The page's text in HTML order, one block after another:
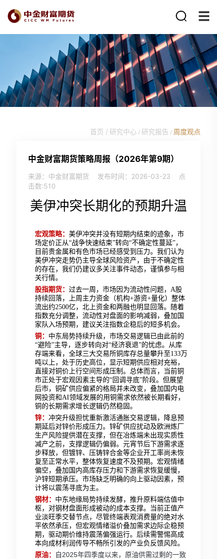
首页 / 研究中心 / 研究报告 / 周度观点
中金财富期货策略周报（2026年第9期）
来源：中金财富期货 发布时间：2026-03-23
点
击数:510
美伊冲突长期化的预期升温
宏观策略：美伊冲突并没有短期内结束的迹象，市
场定价正从“战争快速结束”转向“不确定性蔓延”，
目前贵金属和有色市场已经感受到压力。我们认为
美伊冲突走势仍主导全球风险资产，由于不确定性
的存在，我们仍建议多关注事件动态，谨慎参与相
关行情。
股指期货：过去一周，市场因为流动性问题，A股
持续回落，上周主力资金（机构+游资+量化）整体
流出约2500亿，北上资金和两融也明显回落。随着
指数充分调整，流动性对盘面的影响减弱，叠加国
家队入场预期，建议关注指数企稳后的短多机会。
铜： 中东局势持续升级，市场交易逻辑已由此前的
“避险”主导，逐步转向对“经济衰退”的忧虑。从库
存端来看，全球三大交易所铜库存总量攀升至133万
吨以上，处于历史高位，显示短期供应相对充裕，
直接对铜价上行空间形成压制。总体而言，当前铜
市正处于宏观因素主导的“回调寻底”阶段。但展望
后市，铜矿供应偏紧的格局并未改变，叠加国内电
网投资和AI领域发展的用铜需求依然被长期看好，
铜的长期需求增长逻辑仍然稳固。
锌：冲突升级担忧重新激活通胀交易逻辑，降息预
期延后对锌价形成压力。锌矿供应扰动及欧洲炼厂
生产风险提供潜在支撑，但在冶炼端未出现实质性
减产之前，支撑逻辑仍偏弱。元宵节后下游需求逐
步释放，但镀锌、压铸锌合金等企业开工率尚未恢
复至正常水平，整体恢复速度不及预期。宏观情绪
偏空，叠加国内高库存压力和下游需求恢复缓慢，
沪锌短期承压。市场缺乏明确的向上驱动因素，预
计将以震荡寻底为主。
钢材： 中东地缘局势持续发酵，推升原料端估值中
枢，对钢材盘面形成被动的成本支撑。当前正值产
业淡旺季交替节点，尽管终端表观消费量的绝对水
平依然承压，但宏观情绪溢价叠加需求边际企稳预
期，驱动期价维持震荡偏强运行。后续需警惕高成
本向成材利润传导不畅所引发的产业负反馈风险。
原油：
自2025年四季度以来，原油供需过剩的一致